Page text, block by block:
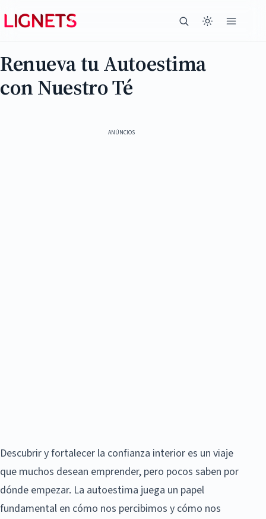
Renueva tu Autoestima
con Nuestro Té
ANÚNCIOS
Descubrir y fortalecer la confianza interior es un viaje
que muchos desean emprender, pero pocos saben por
dónde empezar. La autoestima juega un papel
fundamental en cómo nos percibimos y cómo nos